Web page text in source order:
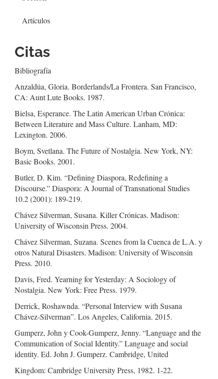
Artículos
Citas
Bibliografía
Anzaldúa, Gloria. Borderlands/La Frontera. San Francisco,
CA: Aunt Lute Books. 1987.
Bielsa, Esperance. The Latin American Urban Crónica:
Between Literature and Mass Culture. Lanham, MD:
Lexington. 2006.
Boym, Svetlana. The Future of Nostalgia. New York, NY:
Basic Books. 2001.
Butler, D. Kim. “Defining Diaspora, Redefining a
Discourse.” Diaspora: A Journal of Transnational Studies
10.2 (2001): 189-219.
Chávez Silverman, Susana. Killer Crónicas. Madison:
University of Wisconsin Press. 2004.
Chávez Silverman, Suzana. Scenes from la Cuenca de L.A. y
otros Natural Disasters. Madison: University of Wisconsin
Press. 2010.
Davis, Fred. Yearning for Yesterday: A Sociology of
Nostalgia. New York: Free Press. 1979.
Derrick, Roshawnda. “Personal Interview with Susana
Chávez-Silverman”. Los Angeles, California. 2015.
Gumperz, John y Cook-Gumperz, Jenny. “Language and the
Communication of Social Identity.” Language and social
identity. Ed. John J. Gumperz. Cambridge, United
Kingdom: Cambridge University Press, 1982. 1-22.